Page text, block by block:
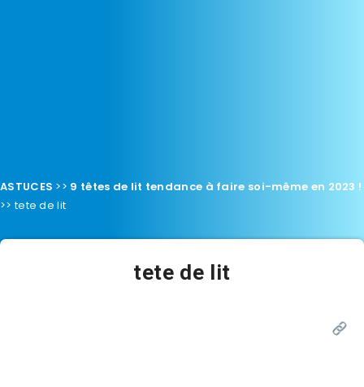
ASTUCES >> 9 têtes de lit tendance à faire soi-même en 2023 !
>>tete de lit
tete de lit